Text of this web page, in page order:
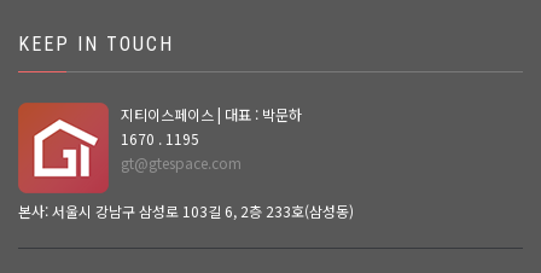
KEEP IN TOUCH
지티이스페이스 | 대표 : 박문하
1670 . 1195
gt@gtespace.com
본사: 서울시 강남구 삼성로 103길 6, 2층 233호(삼성동)